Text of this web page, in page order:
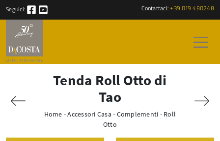
Seguici: Contattaci: +39 019 480248
Tenda Roll Otto di
Tao
Home -Accessori Casa - Complementi - Roll
Otto